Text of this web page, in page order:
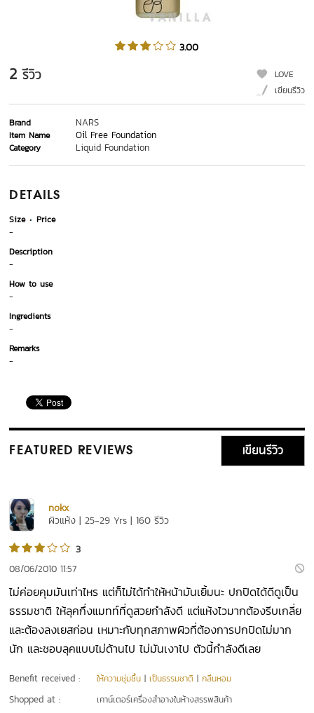
3.00
2 รีวิว
LOVE
เขียนรีวิว
Brand NARS
Item Name Oil Free Foundation
Category Liquid Foundation
DETAILS
Size
Price
-
Description
-
How to use
-
Ingredients
-
Remarks
-
FEATURED REVIEWS เขียนรีวิว
nokx
ผิวแห้ง | 25-29 Yrs | 160 รีวิว
3
08/06/2010 11:57
ไม่ค่อยคุมมันเท่าไหร แต่ก็ไม่ได้ทำให้หน้ามันเยิ้มนะ ปกปิดได้ดีดูเป็น
ธรรมชาติ ให้ลุคกึ่งแมทท์ที่ดูสวยกำลังดี แต่แห้งไวมากต้องรีบเกลี่ย
และต้องลงเยสก่อน เหมาะกับทุกสภาพผิวที่ต้องการปกปิดไม่มาก
นัก และชอบลุคแบบไม่ด้านไป ไม่มันเงาไป ตัวนี้กำลังดีเลย
Benefit received : ให้ความชุ่มชื้น |เป็นธรรมชาติ |กลิ่นหอม
Shopped at : เคาน์เตอร์เครื่องสำอางในห้างสรรพสินค้า